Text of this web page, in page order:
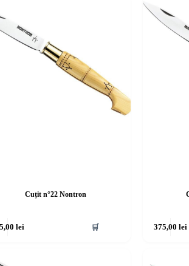
Cuțit n°22 Nontron
lei 🛒 375,00 lei